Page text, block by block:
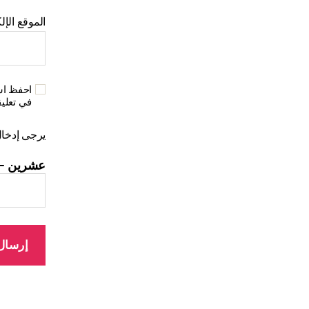
الموقع
احفظ
في
يرجى
عشرين